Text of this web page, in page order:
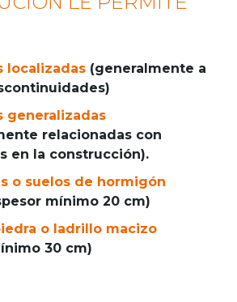
localizadas (generalmente a
generalizadas
relacionadas con
en la construcción).
o suelos de hormigón
mínimo 20 cm)
o ladrillo macizo
30 cm)